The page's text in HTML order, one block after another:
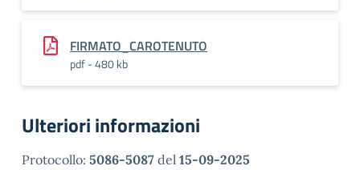
FIRMATO_CAROTENUTO
pdf - 480 kb
Ulteriori informazioni
Protocollo: 5086-5087 del 15-09-2025